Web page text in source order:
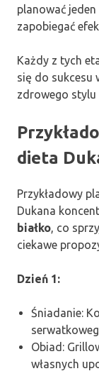
planować
zapobiegać
Każdy z tych
się do sukcesu
zdrowego stylu
dieta
Przykładowy
Dukana
białko, co
ciekawe
Dzień 1:
Śniadanie:
Obiad:
własnych